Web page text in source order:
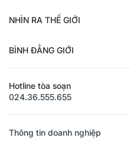
NHÌN RA THẾ GIỚI
BÌNH ĐẲNG GIỚI
Hotline tòa soạn
024.36.555.655
Thông tin doanh nghiệp